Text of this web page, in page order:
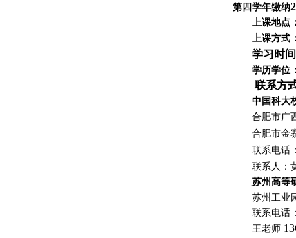
第四学年缴纳2
上课地点：
上课方式：
学习时间
学历学位：
联系方
中国科大
合肥市广
合肥市金
联系电话：
联系人：
苏州高等
苏州工业
联系电话：
王老师